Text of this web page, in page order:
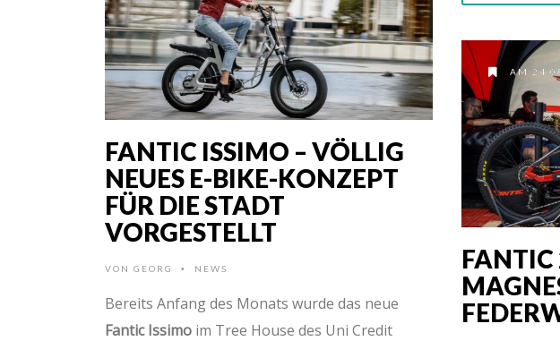
FANTIC ISSIMO – VÖLLIG
NEUES E-BIKE-KONZEPT
FÜR DIE STADT
VORGESTELLT
VON GEORG • NEWS
Bereits Anfang des Monats wurde das neue
Fantic Issimo im Tree House des Uni Credit
AM